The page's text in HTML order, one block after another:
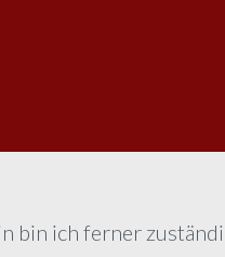
bin ich ferner